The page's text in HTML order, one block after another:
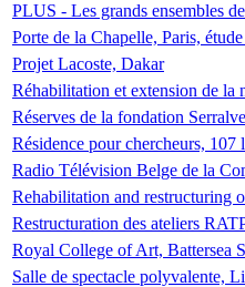
PLUS - Les grands ensembles
Porte de la Chapelle, Paris,
Projet Lacoste, Dakar
Réhabilitation et extension de
Réserves de la fondation
Résidence pour chercheurs,
Radio Télévision Belge de la
Rehabilitation and restructuring
Restructuration des ateliers
Royal College of Art, Battersea
Salle de spectacle polyvalente,